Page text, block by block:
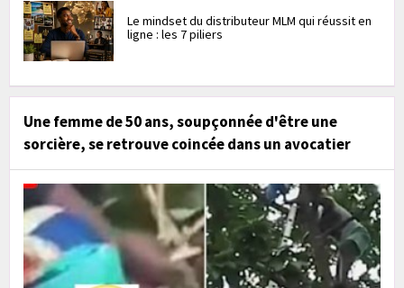
Le mindset du distributeur MLM qui réussit en
ligne : les 7 piliers
Une femme de 50 ans, soupçonnée d'être une
sorcière, se retrouve coincée dans un avocatier